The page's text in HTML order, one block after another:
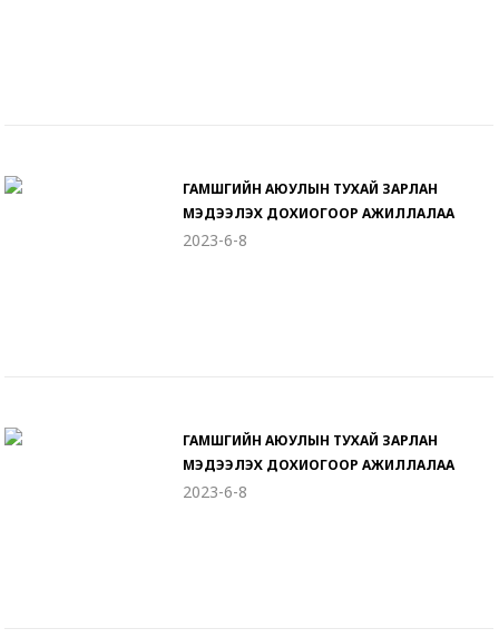
ГАМШГИЙН АЮУЛЫН ТУХАЙ ЗАРЛАН
МЭДЭЭЛЭХ ДОХИОГООР АЖИЛЛАЛАА
2023-6-8
ГАМШГИЙН АЮУЛЫН ТУХАЙ ЗАРЛАН
МЭДЭЭЛЭХ ДОХИОГООР АЖИЛЛАЛАА
2023-6-8